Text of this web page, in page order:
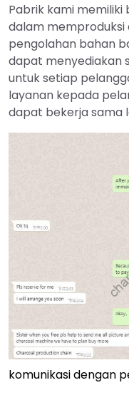
Pabrik kami
dalam
pengolahan bahan
dapat menyediakan
untuk setiap
layanan kepada
dapat bekerja sama
komunikasi dengan